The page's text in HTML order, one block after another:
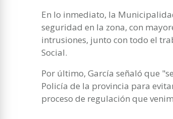
En lo inmediato, la
seguridad en la zona, con
intrusiones, junto con todo el
Social.
Por último, García señaló que
Policía de la provincia para
proceso de regulación que